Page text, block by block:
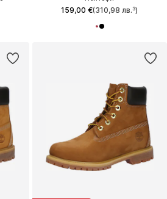
159,00 €(310,98 лв.³)